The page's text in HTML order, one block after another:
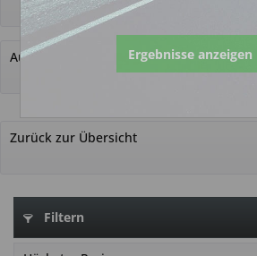
Autoschlüssel nicht gefunden?
Zurück zur Übersicht
Filtern
Ergebnisse anzeigen